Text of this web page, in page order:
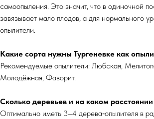
самоопыления. Это значит, что в одиночной
завязывает мало плодов, а для нормального
опылители.
Какие сорта нужны Тургеневке как
Рекомендуемые опылители: Любская,
Молодёжная, Фаворит.
Сколько деревьев и на каком
Оптимально иметь 3–4 дерева‑опылителя в